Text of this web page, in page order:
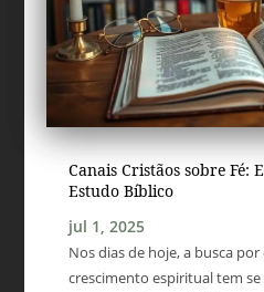
Canais Cristãos sobre Fé:
Estudo Bíblico
jul 1, 2025
Nos dias de hoje, a busca
crescimento espiritual tem